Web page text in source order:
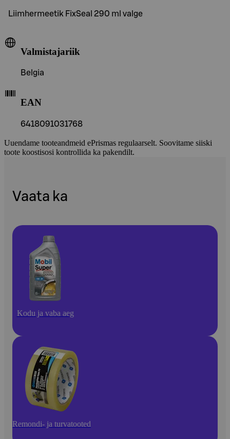
Liimhermeetik FixSeal 290 ml valge
Valmistajariik
Belgia
EAN
6418091031768
Uuendame tooteandmeid ePrismas regulaarselt. Soovitame siiski
toote koostisosi kontrollida ka pakendilt.
Vaata ka
Kodu ja vaba aeg
Remondi- ja turvatooted